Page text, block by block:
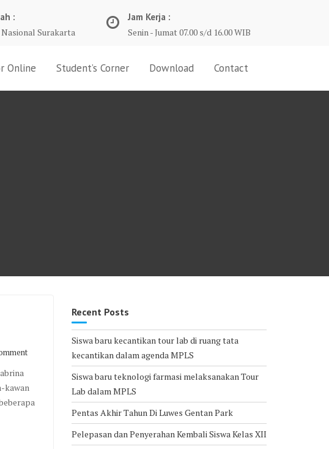
:
Surakarta
Jam Kerja :
Senin - Jumat 07.00 s/d 16.00 WIB
Online Student’s Corner Download Contact
kawan
Recent Posts
Siswa baru kecantikan tour lab di ruang tata
kecantikan dalam agenda MPLS
Siswa baru teknologi farmasi melaksanakan Tour
Lab dalam MPLS
Pentas Akhir Tahun Di Luwes Gentan Park
Pelepasan dan Penyerahan Kembali Siswa Kelas XII